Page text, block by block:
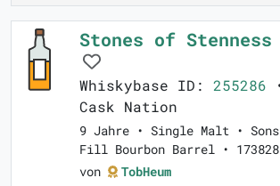
Stones of Stenness
Whiskybase ID: 255286
Cask Nation
9 Jahre • Single Malt •
Fill Bourbon Barrel •
von
TobHeum